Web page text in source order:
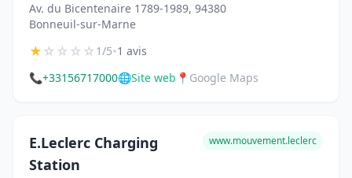
Av. du Bicentenaire 1789-1989, 94380
Bonneuil-sur-Marne
★☆☆☆☆1/5•1 avis
📞+33156717000🌐Site web 📍 Google Maps
E.Leclerc Charging
Station
www.mouvement.leclerc